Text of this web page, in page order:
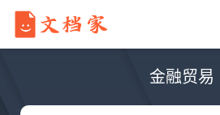
金融贸易